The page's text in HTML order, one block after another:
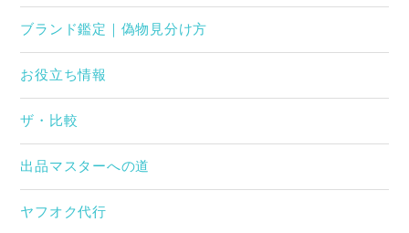
ブランド鑑定｜偽物見分け方
お役立ち情報
ザ・比較
出品マスターへの道
ヤフオク代行